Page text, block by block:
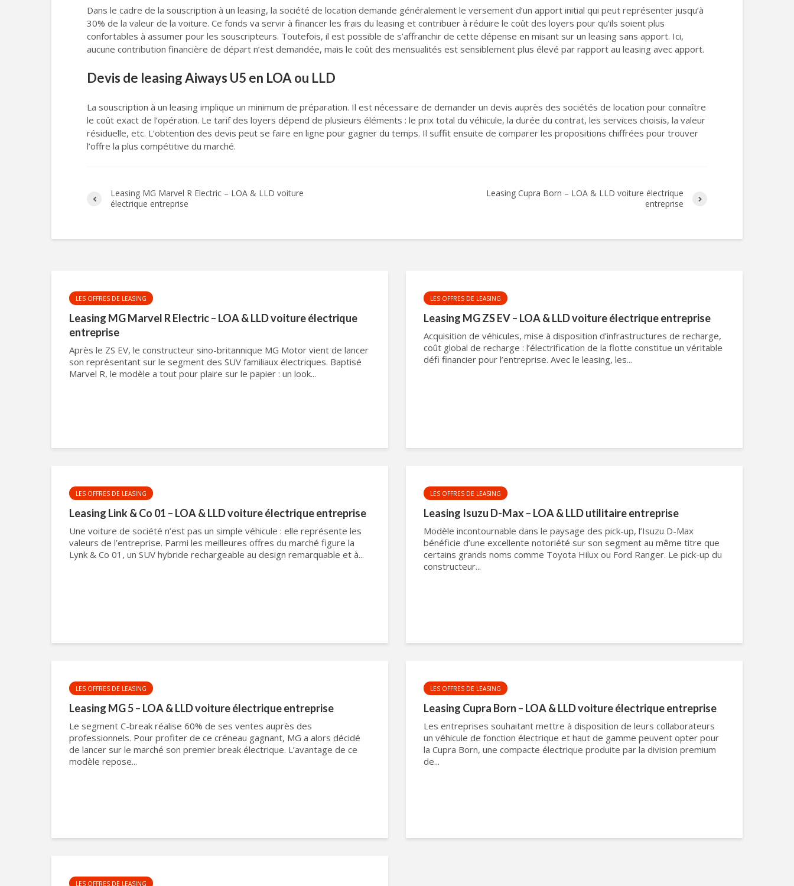
Dans le cadre de la souscription à un leasing, la société de location demande généralement le versement d’un apport initial qui peut représenter jusqu’à
30% de la valeur de la voiture. Ce fonds va servir à financer les frais du leasing et contribuer à réduire le coût des loyers pour qu’ils soient plus
confortables à assumer pour les souscripteurs. Toutefois, il est possible de s’affranchir de cette dépense en misant sur un leasing sans apport. Ici,
aucune contribution financière de départ n’est demandée, mais le coût des mensualités est sensiblement plus élevé par rapport au leasing avec apport.
Devis de leasing Aiways U5 en LOA ou LLD
La souscription à un leasing implique un minimum de préparation. Il est nécessaire de demander un devis auprès des sociétés de location pour connaître
le coût exact de l’opération. Le tarif des loyers dépend de plusieurs éléments : le prix total du véhicule, la durée du contrat, les services choisis, la valeur
résiduelle, etc. L’obtention des devis peut se faire en ligne pour gagner du temps. Il suffit ensuite de comparer les propositions chiffrées pour trouver
l’offre la plus compétitive du marché.
Leasing MG Marvel R Electric – LOA & LLD voiture
électrique entreprise
Leasing Cupra Born – LOA & LLD voiture électrique
entreprise
LES OFFRES DE LEASING
Leasing MG Marvel R Electric – LOA & LLD voiture électrique
entreprise
Après le ZS EV, le constructeur sino-britannique MG Motor vient de lancer
son représentant sur le segment des SUV familiaux électriques. Baptisé
Marvel R, le modèle a tout pour plaire sur le papier : un look...
LES OFFRES DE LEASING
Leasing MG ZS EV – LOA & LLD voiture électrique entreprise
Acquisition de véhicules, mise à disposition d’infrastructures de recharge,
coût global de recharge : l’électrification de la flotte constitue un véritable
défi financier pour l’entreprise. Avec le leasing, les...
LES OFFRES DE LEASING
Leasing Link & Co 01 – LOA & LLD voiture électrique entreprise
Une voiture de société n’est pas un simple véhicule : elle représente les
valeurs de l’entreprise. Parmi les meilleures offres du marché figure la
Lynk & Co 01, un SUV hybride rechargeable au design remarquable et à...
LES OFFRES DE LEASING
Leasing Isuzu D-Max – LOA & LLD utilitaire entreprise
Modèle incontournable dans le paysage des pick-up, l’Isuzu D-Max
bénéficie d’une excellente notoriété sur son segment au même titre que
certains grands noms comme Toyota Hilux ou Ford Ranger. Le pick-up du
constructeur...
LES OFFRES DE LEASING
Leasing MG 5 – LOA & LLD voiture électrique entreprise
Le segment C-break réalise 60% de ses ventes auprès des
professionnels. Pour profiter de ce créneau gagnant, MG a alors décidé
de lancer sur le marché son premier break électrique. L’avantage de ce
modèle repose...
LES OFFRES DE LEASING
Leasing Cupra Born – LOA & LLD voiture électrique entreprise
Les entreprises souhaitant mettre à disposition de leurs collaborateurs
un véhicule de fonction électrique et haut de gamme peuvent opter pour
la Cupra Born, une compacte électrique produite par la division premium
de...
LES OFFRES DE LEASING